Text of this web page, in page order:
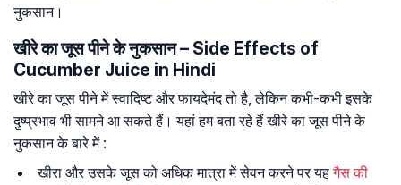
नुकसान।
खीरे का जूस पीने के नुकसान – Side Effects of
Cucumber Juice in Hindi
खीरे का जूस पीने में स्वादिष्ट और फायदेमंद तो है, लेकिन कभी-कभी इसके
दुष्प्रभाव भी सामने आ सकते हैं। यहां हम बता रहे हैं खीरे का जूस पीने के
नुकसान के बारे में :
खीरा और उसके जूस को अधिक मात्रा में सेवन करने पर यहगैस की